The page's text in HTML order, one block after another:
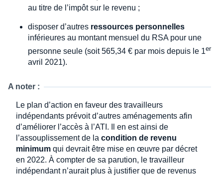
au titre de l’impôt sur le revenu ;
disposer d’autres ressources personnelles
inférieures au montant mensuel du RSA pour une
personne seule (soit 565,34 € par mois depuis le 1er
avril 2021).
A noter :
Le plan d’action en faveur des travailleurs
indépendants prévoit d’autres aménagements afin
d’améliorer l’accès à l’ATI. Il en est ainsi de
l’assouplissement de la condition de revenu
minimum qui devrait être mise en œuvre par décret
en 2022. À compter de sa parution, le travailleur
indépendant n’aurait plus à justifier que de revenus